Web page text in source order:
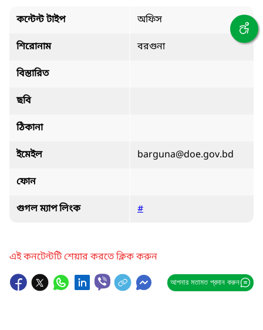
কন্টেন্ট টাইপ অফিস
শিরোনাম বরগুনা
বিস্তারিত
ছবি
ঠিকানা
ইমেইল barguna@doe.gov.bd
ফোন
গুগল ম্যাপ লিংক #
এই কনটেন্টটি শেয়ার করতে ক্লিক করুন
আপনার মতামত প্রদান করুন